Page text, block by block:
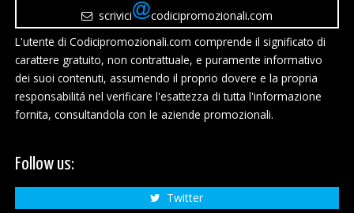
scrivici
codicipromozionali.com
L'utente di Codicipromozionali.com comprende il significato di
carattere gratuito, non contrattuale, e puramente informativo
dei suoi contenuti, assumendo il proprio dovere e la propria
responsabilitá nel verificare l'esattezza di tutta l'informazione
fornita, consultandola con le aziende promozionali.
Follow us:
Twitter